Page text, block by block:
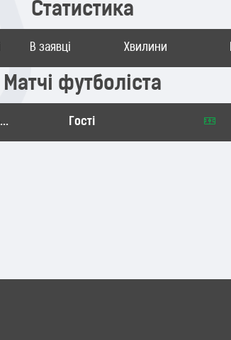
Статистика
В заявці Хвилини
Матчі футболіста
Результат Гості